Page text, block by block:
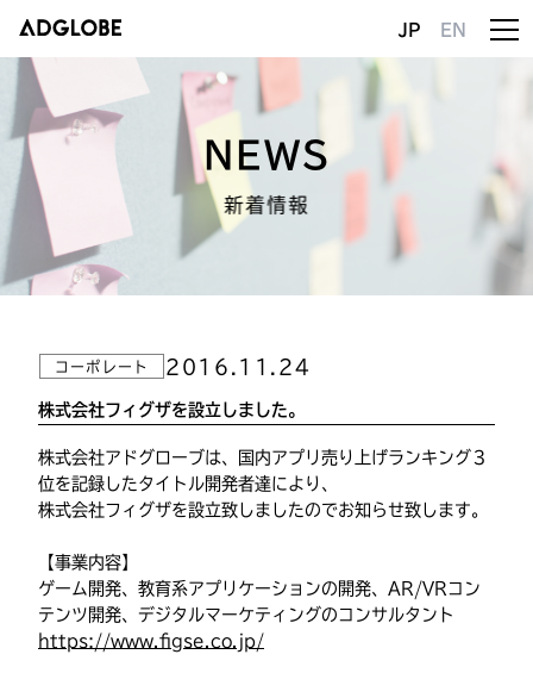
JP EN
NEWS
新着情報
コーポレート 2016.11.24
株式会社フィグザを設立しました。
株式会社アドグローブは、国内アプリ売り上げランキング３
位を記録したタイトル開発者達により、
株式会社フィグザを設立致しましたのでお知らせ致します。
【事業内容】
ゲーム開発、教育系アプリケーションの開発、AR/VRコン
テンツ開発、デジタルマーケティングのコンサルタント
https://www.figse.co.jp/